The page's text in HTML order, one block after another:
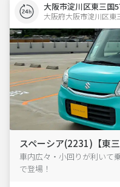
大阪市淀川区東三国
大阪府大阪市淀川区東
スペーシア(2231)【東
車内広々・小回りが利いて
で登場！